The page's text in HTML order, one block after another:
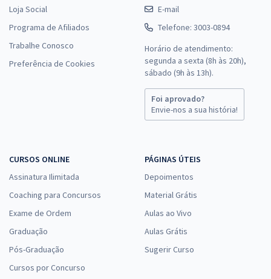
Loja Social
Programa de Afiliados
Trabalhe Conosco
Preferência de Cookies
E-mail
Telefone: 3003-0894
Horário de atendimento:
segunda a sexta (8h às 20h),
sábado (9h às 13h).
Foi aprovado?
Envie-nos a sua história!
CURSOS ONLINE
Assinatura Ilimitada
Coaching para Concursos
Exame de Ordem
Graduação
Pós-Graduação
Cursos por Concurso
PÁGINAS ÚTEIS
Depoimentos
Material Grátis
Aulas ao Vivo
Aulas Grátis
Sugerir Curso